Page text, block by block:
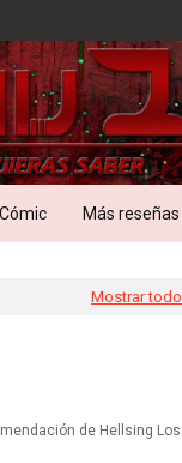
Más reseñas
Mostrar todo
de Hellsing Los